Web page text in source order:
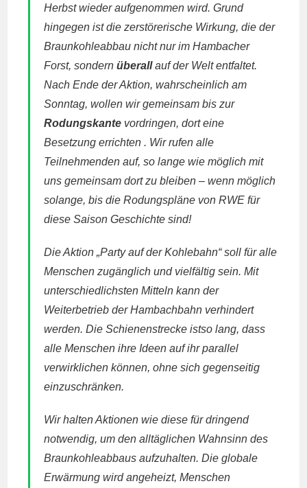
Herbst wieder aufgenommen wird. Grund
hingegen ist die zerstörerische Wirkung, die der
Braunkohleabbau nicht nur im Hambacher
Forst, sondernüberallauf der Welt entfaltet.
Nach Ende der Aktion, wahrscheinlich am
Sonntag, wollen wir gemeinsam bis zur
Rodungskante vordringen, dort eine
Besetzung errichten . Wir rufen alle
Teilnehmenden auf, so lange wie möglich mit
uns gemeinsam dort zu bleiben – wenn möglich
solange, bis die Rodungspläne von RWE für
diese Saison Geschichte sind!
Die Aktion „Party auf der Kohlebahn“ soll für alle
Menschen zugänglich und vielfältig sein. Mit
unterschiedlichsten Mitteln kann der
Weiterbetrieb der Hambachbahn verhindert
werden. Die Schienenstrecke istso lang, dass
alle Menschen ihre Ideen auf ihr parallel
verwirklichen können, ohne sich gegenseitig
einzuschränken.
Wir halten Aktionen wie diese für dringend
notwendig, um den alltäglichen Wahnsinn des
Braunkohleabbaus aufzuhalten. Die globale
Erwärmung wird angeheizt, Menschen